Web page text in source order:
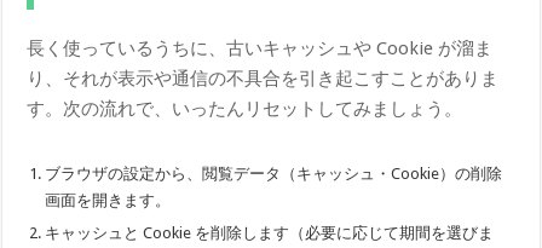
長く使っているうちに、古いキャッシュや Cookie が溜ま
り、それが表示や通信の不具合を引き起こすことがありま
す。次の流れで、いったんリセットしてみましょう。
ブラウザの設定から、閲覧データ（キャッシュ・Cookie）の削除
画面を開きます。
キャッシュと Cookie を削除します（必要に応じて期間を選びま